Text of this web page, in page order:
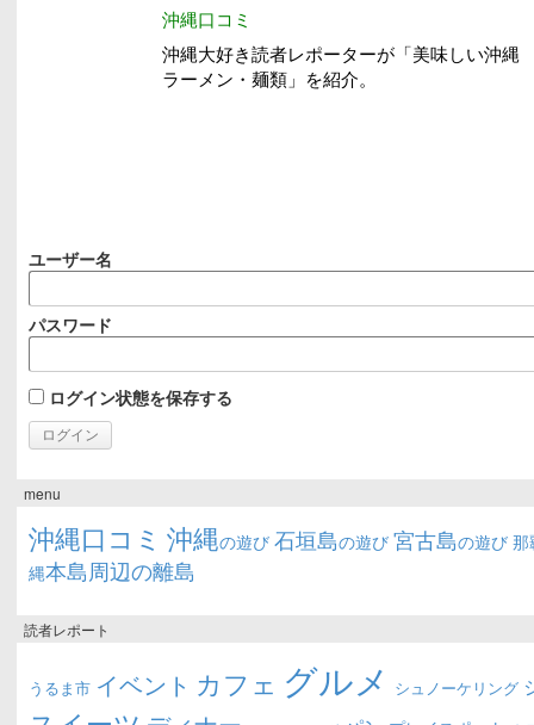
ユーザー名
パスワード
ログイン状態を保存する
menu
沖縄口コミ 沖縄の遊び 石垣島の遊び 宮古島の遊び 那
縄本島周辺の離島
読者レポート
うるま市 イベント カフェ グルメ シュノーケリング